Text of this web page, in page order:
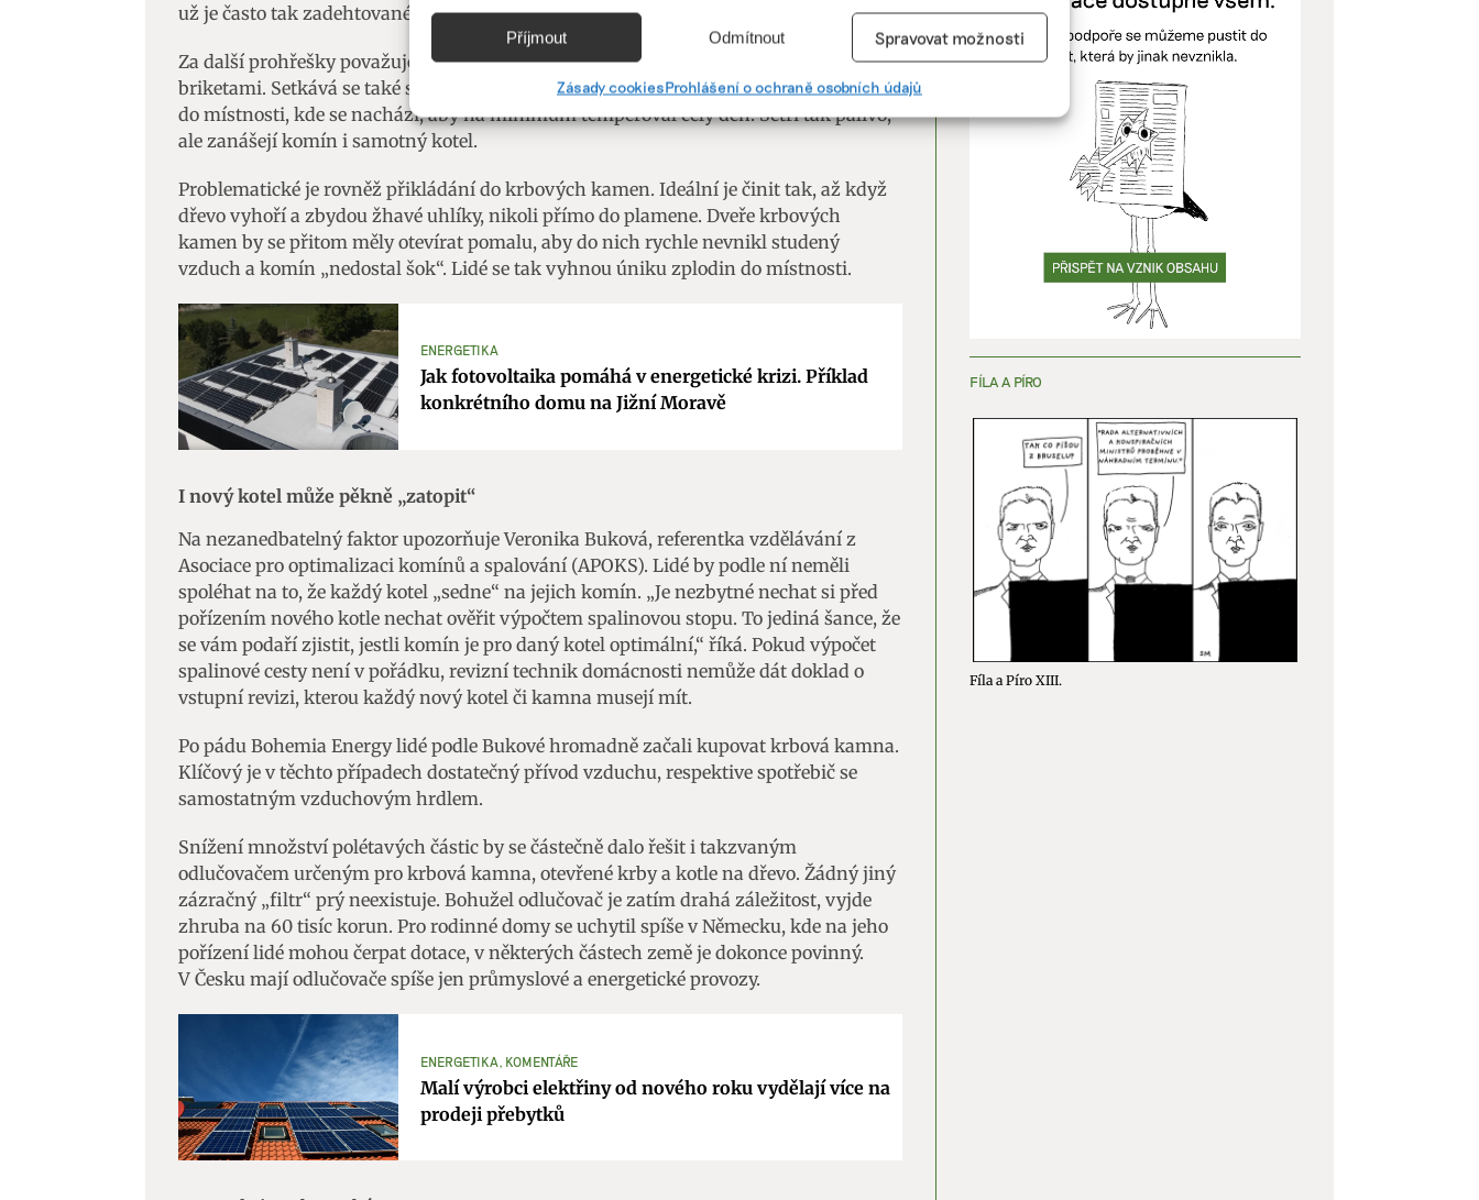
Přiřazování a kombinování údajů z jiných zdrojů údajů, Propojení různých
zařízení, Identifikace zařízení na základě automaticky přenášených
aktivně vyžádaných informací.
Zajištění bezpečnosti, předcházení a zjišťování podvodů a
odstraňování chyb, Poskytování a zobrazování reklamy a obsahu,
Příjmout Odmítnout Spravovat možnosti
Zásady cookiesProhlášení o ochraně osobních údajů
už je často tak zadehtované, že musíme komín prorážet,“ líčí.
Za další prohřešky považuje, pokud lidé topí vlhkým dřevem namísto vysušenými
briketami. Setkává se také s tím, že zavírají odvzdušnění kotle nebo přívody vzduchu
do místnosti, kde se nachází, aby na minimum temperoval celý den. Šetří tak palivo,
ale zanášejí komín i samotný kotel.
Problematické je rovněž přikládání do krbových kamen. Ideální je činit tak, až když
dřevo vyhoří a zbydou žhavé uhlíky, nikoli přímo do plamene. Dveře krbových
kamen by se přitom měly otevírat pomalu, aby do nich rychle nevnikl studený
vzduch a komín „nedostal šok“. Lidé se tak vyhnou úniku zplodin do místnosti.
ENERGETIKA
Jak fotovoltaika pomáhá v energetické krizi. Příklad
konkrétního domu na Jižní Moravě
I nový kotel může pěkně „zatopit“
Na nezanedbatelný faktor upozorňuje Veronika Buková, referentka vzdělávání z
Asociace pro optimalizaci komínů a spalování (APOKS). Lidé by podle ní neměli
spoléhat na to, že každý kotel „sedne“ na jejich komín. „Je nezbytné nechat si před
pořízením nového kotle nechat ověřit výpočtem spalinovou stopu. To jediná šance, že
se vám podaří zjistit, jestli komín je pro daný kotel optimální,“ říká. Pokud výpočet
spalinové cesty není v pořádku, revizní technik domácnosti nemůže dát doklad o
vstupní revizi, kterou každý nový kotel či kamna musejí mít.
Po pádu Bohemia Energy lidé podle Bukové hromadně začali kupovat krbová kamna.
Klíčový je v těchto případech dostatečný přívod vzduchu, respektive spotřebič se
samostatným vzduchovým hrdlem.
Snížení množství polétavých částic by se částečně dalo řešit i takzvaným
odlučovačem určeným pro krbová kamna, otevřené krby a kotle na dřevo. Žádný jiný
zázračný „filtr“ prý neexistuje. Bohužel odlučovač je zatím drahá záležitost, vyjde
zhruba na 60 tisíc korun. Pro rodinné domy se uchytil spíše v Německu, kde na jeho
pořízení lidé mohou čerpat dotace, v některých částech země je dokonce povinný.
V Česku mají odlučovače spíše jen průmyslové a energetické provozy.
ENERGETIKA, KOMENTÁŘE
Malí výrobci elektřiny od nového roku vydělají více na
prodeji přebytků
FÍLA A PÍRO
Fíla a Píro XIII.